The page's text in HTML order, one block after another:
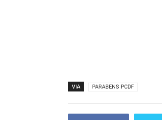
VIA PARABENS PCDF